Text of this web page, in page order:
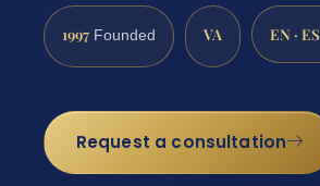
1997 Founded VA EN · ES
Request a consultation